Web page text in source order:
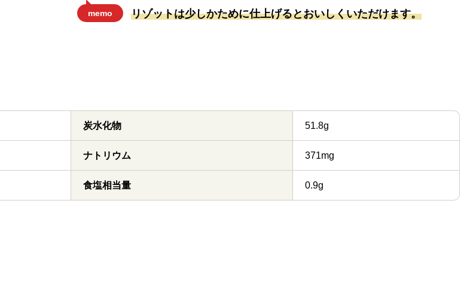
memo リゾットは少しかために仕上げるとおいしくいただけます。
炭水化物 51.8g
ナトリウム 371mg
食塩相当量 0.9g